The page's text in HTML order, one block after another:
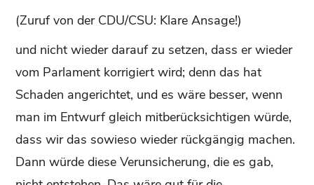
(Zuruf von der CDU/CSU: Klare Ansage!)
und nicht wieder darauf zu setzen, dass er wieder
vom Parlament korrigiert wird; denn das hat
Schaden angerichtet, und es wäre besser, wenn
man im Entwurf gleich mitberücksichtigen würde,
dass wir das sowieso wieder rückgängig machen.
Dann würde diese Verunsicherung, die es gab,